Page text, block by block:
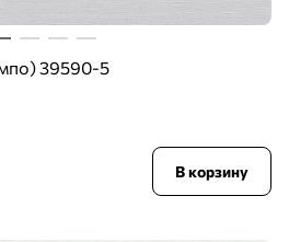
39590-5
В корзину